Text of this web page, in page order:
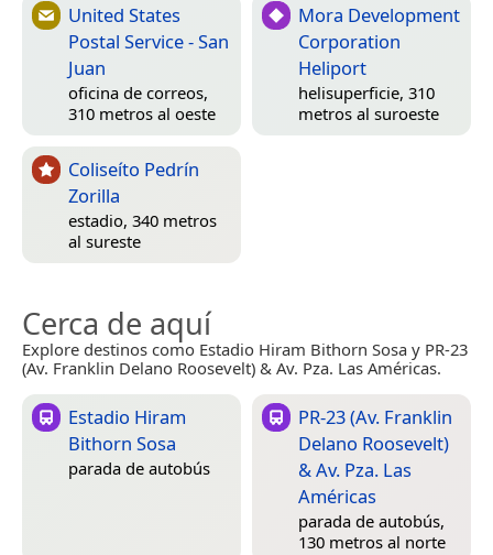
United States
Postal Service - San
Juan
oficina de correos,
310 metros al oeste
Mora Development
Corporation
Heliport
helisuperficie, 310
metros al suroeste
Coliseíto Pedrín
Zorilla
estadio, 340 metros
al sureste
Cerca de aquí
Explore destinos como Estadio Hiram Bithorn Sosa y PR-23
(Av. Franklin Delano Roosevelt) & Av. Pza. Las Américas.
Estadio Hiram
Bithorn Sosa
parada de autobús
PR-23 (Av. Franklin
Delano Roosevelt)
& Av. Pza. Las
Américas
parada de autobús,
130 metros al norte